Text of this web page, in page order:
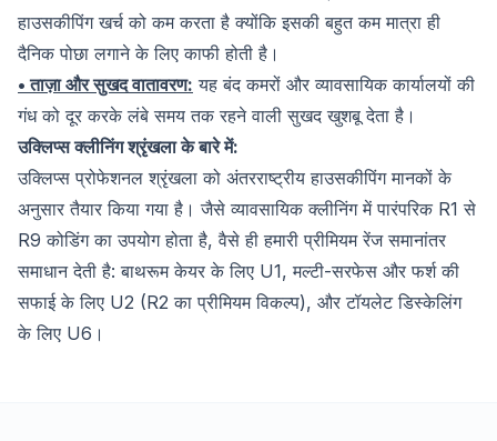
हाउसकीपिंग खर्च को कम करता है क्योंकि इसकी बहुत कम मात्रा ही
दैनिक पोछा लगाने के लिए काफी होती है।
• ताज़ा और सुखद वातावरण: यह बंद कमरों और व्यावसायिक कार्यालयों की
गंध को दूर करके लंबे समय तक रहने वाली सुखद खुशबू देता है।
उक्लिप्स क्लीनिंग श्रृंखला के बारे में:
उक्लिप्स प्रोफेशनल श्रृंखला को अंतरराष्ट्रीय हाउसकीपिंग मानकों के
अनुसार तैयार किया गया है। जैसे व्यावसायिक क्लीनिंग में पारंपरिक R1 से
R9 कोडिंग का उपयोग होता है, वैसे ही हमारी प्रीमियम रेंज समानांतर
समाधान देती है: बाथरूम केयर के लिए U1, मल्टी-सरफेस और फर्श की
सफाई के लिए U2 (R2 का प्रीमियम विकल्प), और टॉयलेट डिस्केलिंग
के लिए U6।